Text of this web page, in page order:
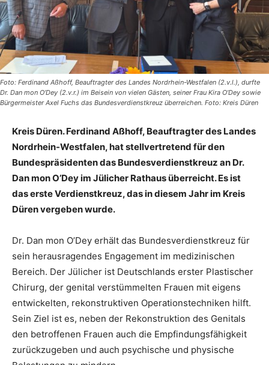
Foto: Ferdinand Aßhoff, Beauftragter des Landes Nordrhein-Westfalen (2.v.l.), durfte
Dr. Dan mon O‘Dey (2.v.r.) im Beisein von vielen Gästen, seiner Frau Kira O’Dey sowie
Bürgermeister Axel Fuchs das Bundesverdienstkreuz überreichen. Foto: Kreis Düren
Kreis Düren. Ferdinand Aßhoff, Beauftragter des Landes
Nordrhein-Westfalen, hat stellvertretend für den
Bundespräsidenten das Bundesverdienstkreuz an Dr.
Dan mon O’Dey im Jülicher Rathaus überreicht. Es ist
das erste Verdienstkreuz, das in diesem Jahr im Kreis
Düren vergeben wurde.
Dr. Dan mon O’Dey erhält das Bundesverdienstkreuz für
sein herausragendes Engagement im medizinischen
Bereich. Der Jülicher ist Deutschlands erster Plastischer
Chirurg, der genital verstümmelten Frauen mit eigens
entwickelten, rekonstruktiven Operationstechniken hilft.
Sein Ziel ist es, neben der Rekonstruktion des Genitals
den betroffenen Frauen auch die Empfindungsfähigkeit
zurückzugeben und auch psychische und physische